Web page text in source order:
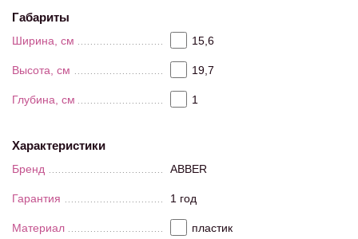
Габариты
Ширина, см 15,6
Высота, см 19,7
Глубина, см 1
Характеристики
Бренд ABBER
Гарантия 1 год
Материал пластик